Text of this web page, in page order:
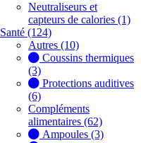
Neutraliseurs et
capteurs de calories (1)
Santé (124)
Autres (10)
Coussins thermiques
(3)
Protections auditives
(6)
Compléments
alimentaires (62)
Ampoules (3)